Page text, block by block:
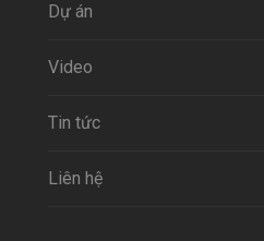
Dự án
Video
Tin tức
Liên hệ